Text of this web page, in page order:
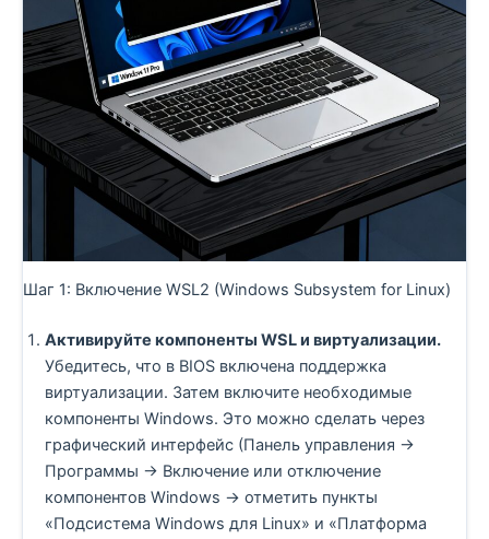
Шаг 1: Включение WSL2 (Windows Subsystem for Linux)
Активируйте компоненты WSL и виртуализации.
Убедитесь, что в BIOS включена поддержка
виртуализации. Затем включите необходимые
компоненты Windows. Это можно сделать через
графический интерфейс (Панель управления →
Программы → Включение или отключение
компонентов Windows → отметить пункты
«Подсистема Windows для Linux» и «Платформа